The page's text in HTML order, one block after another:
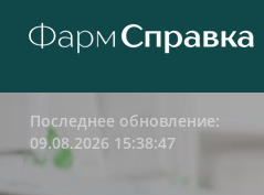
Последнее обновление:
09.08.2026 15:38:47